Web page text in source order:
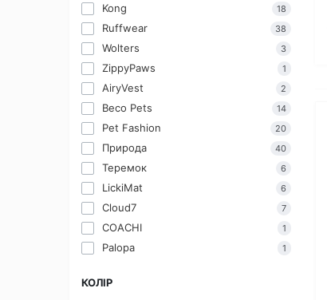
Kong 18
Ruffwear 38
Wolters 3
ZippyPaws 1
AiryVest 2
Beco Pets 14
Pet Fashion 20
Природа 40
Теремок 6
LickiMat 6
Cloud7 7
COACHI 1
Palopa 1
КОЛІР